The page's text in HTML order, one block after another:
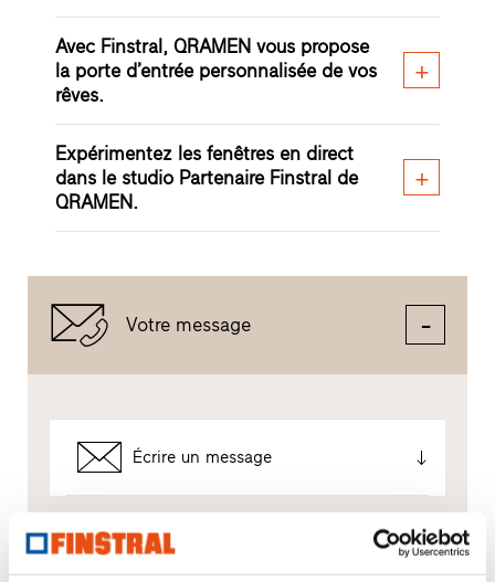
Avec Finstral, QRAMEN vous propose
la porte d’entrée personnalisée de vos
rêves.
Expérimentez les fenêtres en direct
dans le studio Partenaire Finstral de
QRAMEN.
Votre message
Écrire un message
Comment utilisons-nous vos données ?